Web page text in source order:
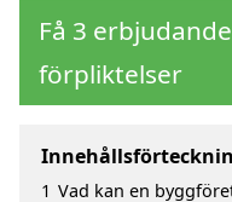
Få 3
förpliktelser
1 Vad kan en